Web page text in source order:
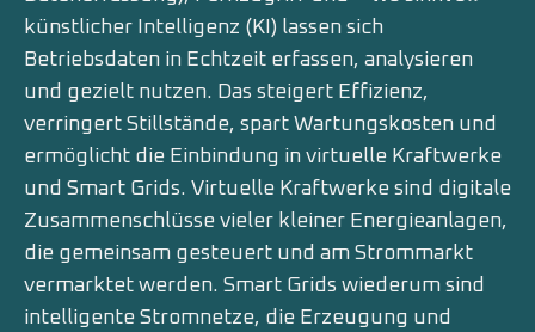
künstlicher Intelligenz (KI) lassen sich
Betriebsdaten in Echtzeit erfassen, analysieren
und gezielt nutzen. Das steigert Effizienz,
verringert Stillstände, spart Wartungskosten und
ermöglicht die Einbindung in virtuelle Kraftwerke
und Smart Grids. Virtuelle Kraftwerke sind digitale
Zusammenschlüsse vieler kleiner Energieanlagen,
die gemeinsam gesteuert und am Strommarkt
vermarktet werden. Smart Grids wiederum sind
intelligente Stromnetze, die Erzeugung und